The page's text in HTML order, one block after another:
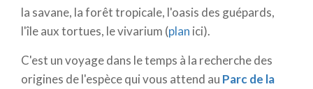
Si vous ne souhaitez rien de plus que patauger dans
l'eau, alors direction l'
Acquaworld
de Concorezzo
(MI). Même à l'intérieur et ouvert toute l'année, il
propose 12 piscines et divers espaces, avec bassin à
la savane, la forêt tropicale, l'oasis des guépards,
l'île aux tortues, le vivarium (plan ici).
C'est un voyage dans le temps à la recherche des
origines de l'espèce qui vous attend au Parc de la